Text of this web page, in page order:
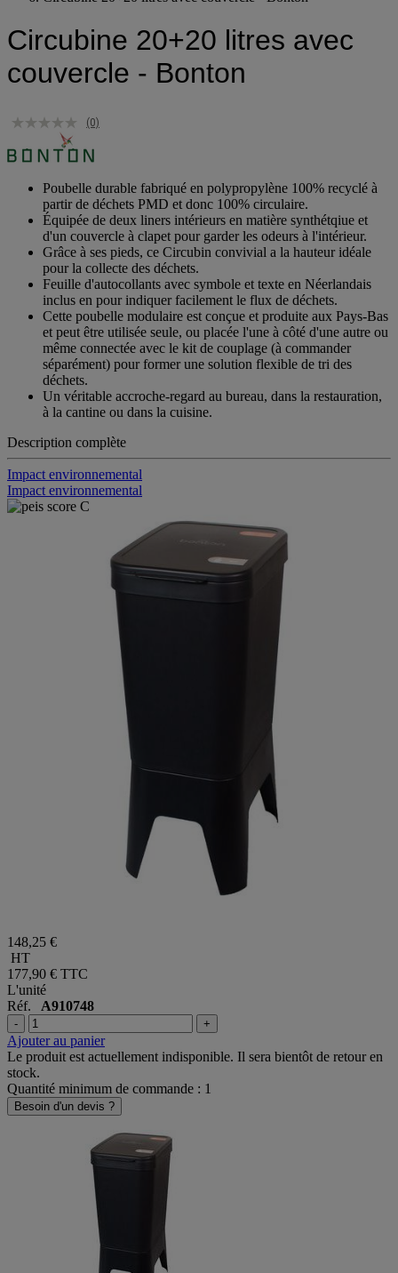
Circubine 20+20 litres avec
couvercle - Bonton
Poubelle durable fabriqué en polypropylène 100% recyclé à
partir de déchets PMD et donc 100% circulaire.
Équipée de deux liners intérieurs en matière synthétqiue et
d'un couvercle à clapet pour garder les odeurs à l'intérieur.
Grâce à ses pieds, ce Circubin convivial a la hauteur idéale
pour la collecte des déchets.
Feuille d'autocollants avec symbole et texte en Néerlandais
inclus en pour indiquer facilement le flux de déchets.
Cette poubelle modulaire est conçue et produite aux Pays-Bas
et peut être utilisée seule, ou placée l'une à côté d'une autre ou
même connectée avec le kit de couplage (à commander
séparément) pour former une solution flexible de tri des
déchets.
Un véritable accroche-regard au bureau, dans la restauration,
Description complète
Impact environnemental
Impact environnemental
148,25 €
HT
177,90 €
L'unité
Réf.A910748
- +
Ajouter au panier
Le produit est actuellement indisponible. Il sera bientôt de retour en
stock.
Quantité minimum de commande : 1
Besoin d'un devis ?